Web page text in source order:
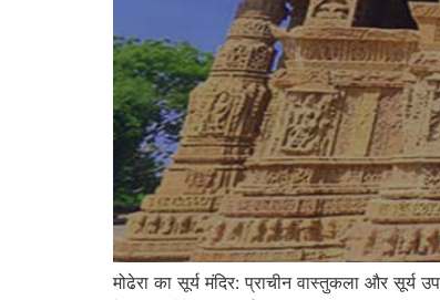
मोढेरा का सूर्य मंदिर: प्राचीन वास्तुकला और